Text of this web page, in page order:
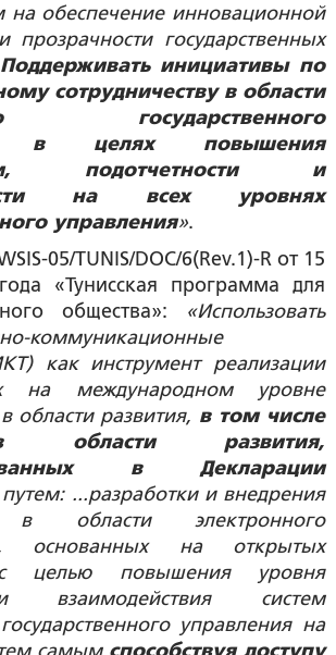
на обеспечение инновационной
прозрачности государственных
Поддерживать инициативы по
сотрудничеству в области
государственного
в целях повышения
подотчетности и
на всех уровнях
управления».
05/TUNIS/DOC/6(Rev.1)-R от 15
«Тунисская программа для
общества»: «Использовать
коммуникационные
как инструмент реализации
на международном уровне
области развития, в том числе
развития,
в Декларации
...разработки и внедрения
в области электронного
основанных на открытых
с целью повышения уровня
взаимодействия систем
управления на
самым способствуя доступу